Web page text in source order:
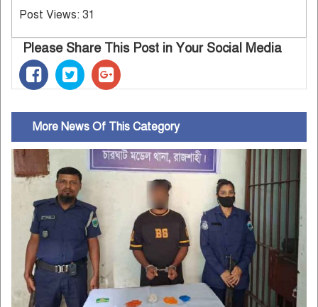
Post Views: 31
Please Share This Post in Your Social Media
More News Of This Category